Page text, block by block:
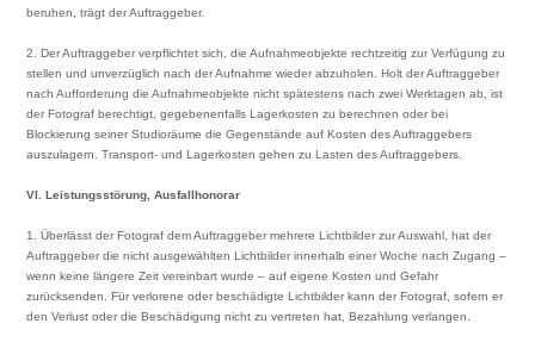
beruhen, trägt der Auftraggeber.
2. Der Auftraggeber verpflichtet sich, die Aufnahmeobjekte rechtzeitig zur Verfügung zu
stellen und unverzüglich nach der Aufnahme wieder abzuholen. Holt der Auftraggeber
nach Aufforderung die Aufnahmeobjekte nicht spätestens nach zwei Werktagen ab, ist
der Fotograf berechtigt, gegebenenfalls Lagerkosten zu berechnen oder bei
Blockierung seiner Studioräume die Gegenstände auf Kosten des Auftraggebers
auszulagern. Transport- und Lagerkosten gehen zu Lasten des Auftraggebers.
VI. Leistungsstörung, Ausfallhonorar
1. Überlässt der Fotograf dem Auftraggeber mehrere Lichtbilder zur Auswahl, hat der
Auftraggeber die nicht ausgewählten Lichtbilder innerhalb einer Woche nach Zugang –
wenn keine längere Zeit vereinbart wurde – auf eigene Kosten und Gefahr
zurücksenden. Für verlorene oder beschädigte Lichtbilder kann der Fotograf, sofern er
den Verlust oder die Beschädigung nicht zu vertreten hat, Bezahlung verlangen.